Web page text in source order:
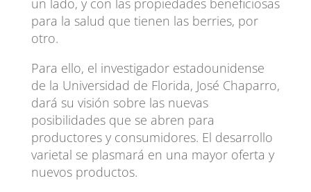
para la salud que tienen las berries, por
otro.
Para ello, el investigador estadounidense
de la Universidad de Florida, José Chaparro,
dará su visión sobre las nuevas
posibilidades que se abren para
productores y consumidores. El desarrollo
varietal se plasmará en una mayor oferta y
nuevos productos.